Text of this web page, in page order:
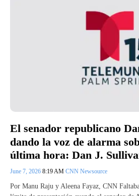
El senador republicano
dando la voz de alarma
última hora: Dan J.
June 7, 2026 8:19 AM CNN Newsource
Por Manu Raju y Aleena Fayaz, CNN